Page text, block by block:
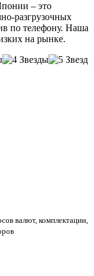
– это
разгрузочных
по телефону. Наша
на рынке.
валют, комплектации,